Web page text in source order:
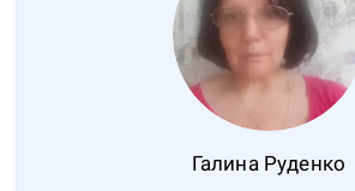
Галина Руденко